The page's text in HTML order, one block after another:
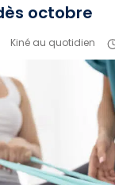
octobre
Kiné au quotidien